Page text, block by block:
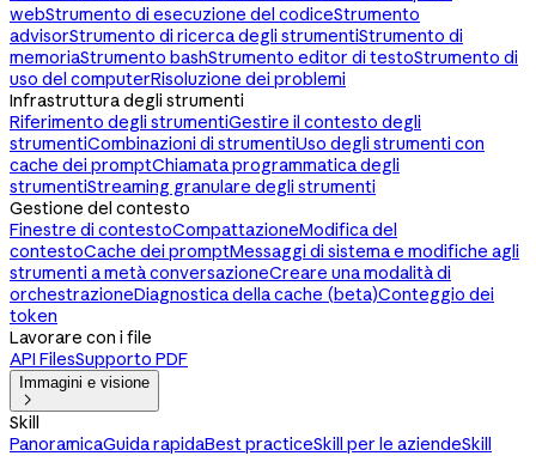
webStrumento di esecuzione del codiceStrumento
advisorStrumento di ricerca degli strumentiStrumento di
memoriaStrumento bashStrumento editor di testoStrumento di
uso del computerRisoluzione dei problemi
Infrastruttura degli strumenti
Riferimento degli strumentiGestire il contesto degli
strumentiCombinazioni di strumentiUso degli strumenti con
cache dei promptChiamata programmatica degli
strumentiStreaming granulare degli strumenti
Gestione del contesto
Finestre di contestoCompattazioneModifica del
contestoCache dei promptMessaggi di sistema e modifiche agli
strumenti a metà conversazioneCreare una modalità di
orchestrazioneDiagnostica della cache (beta)Conteggio dei
token
Lavorare con i file
API FilesSupporto PDF
Immagini e visione

Skill
PanoramicaGuida rapidaBest practiceSkill per le aziendeSkill